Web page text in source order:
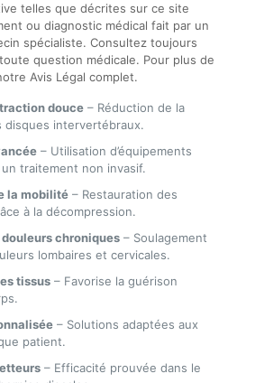
telles que décrites sur ce site
ou diagnostic médical fait par un
spécialiste. Consultez toujours
question médicale. Pour plus de
Avis Légal complet.
douce– Réduction de la
disques intervertébraux.
– Utilisation d’équipements
traitement non invasif.
la mobilité– Restauration des
à la décompression.
chroniques– Soulagement
lombaires et cervicales.
tissus– Favorise la guérison
– Solutions adaptées aux
patient.
– Efficacité prouvée dans le